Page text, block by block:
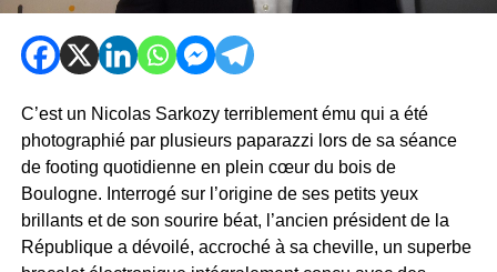
C’est un Nicolas Sarkozy terriblement ému qui a été
photographié par plusieurs paparazzi lors de sa séance
de footing quotidienne en plein cœur du bois de
Boulogne. Interrogé sur l’origine de ses petits yeux
brillants et de son sourire béat, l’ancien président de la
République a dévoilé, accroché à sa cheville, un superbe